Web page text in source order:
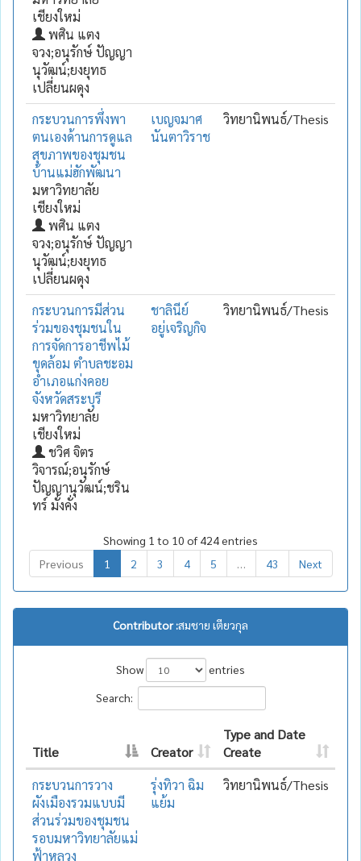
เชียงใหม่
พศิน แตง
จวง;อนุรักษ์ ปัญญา
นุวัฒน์;ยงยุทธ
เปลี่ยนผดุง
กระบวนการพึ่งพา
ตนเองด้านการดูแล
สุขภาพของชุมชน
บ้านแม่ฮักพัฒนา
มหาวิทยาลัย
เชียงใหม่
พศิน แตง
จวง;อนุรักษ์ ปัญญา
นุวัฒน์;ยงยุทธ
เปลี่ยนผดุง
เบญจมาศ
นันตาวิราช
วิทยานิพนธ์/Thesis
กระบวนการมีส่วน
ร่วมของชุมชนใน
การจัดการอาชีพไม้
ขุดล้อม ตำบลชะอม
อำเภอแก่งคอย
จังหวัดสระบุรี
มหาวิทยาลัย
เชียงใหม่
ชวิศ จิตร
วิจารณ์;อนุรักษ์
ปัญญานุวัฒน์;ชริน
ทร์ มั่งคั่ง
ชาลินีย์
อยู่เจริญกิจ
วิทยานิพนธ์/Thesis
Showing 1 to 10 of 424 entries
Previous
1 2 3 4 5 43 Next
Contributor :สมชาย เตียวกุล
Show
entries
Search:
Title Creator
Type and Date
Create
กระบวนการวาง
ผังเมืองรวมแบบมี
ส่วนร่วมของชุมชน
รอบมหาวิทยาลัยแม่
ฟ้าหลวง
รุ่งทิวา ฉิม
แย้ม
วิทยานิพนธ์/Thesis